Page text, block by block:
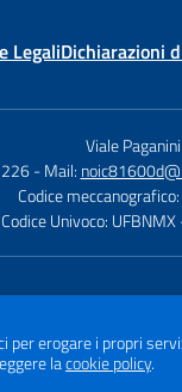
LegaliDichiarazioni
Viale
- Mail:
Codice
Codice Univoco: UFBNMX
per erogare i propri
lacookie policy.